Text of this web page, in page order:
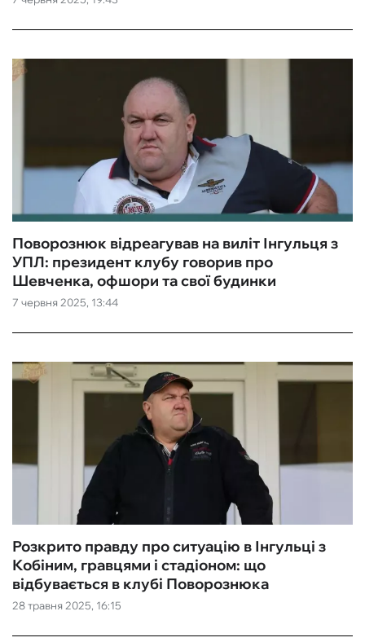
7 червня 2025, 13:44
Поворознюк відреагував на виліт Інгульця з
УПЛ: президент клубу говорив про
Шевченка, офшори та свої будинки
28 травня 2025, 16:15
Розкрито правду про ситуацію в Інгульці з
Кобіним, гравцями і стадіоном: що
відбувається в клубі Поворознюка